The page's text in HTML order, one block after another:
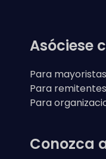
Asóciese
Para
Para
Para
Conozca